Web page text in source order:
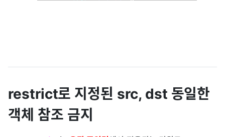
restrict로 지정된 src, dst 동일한
객체 참조 금지